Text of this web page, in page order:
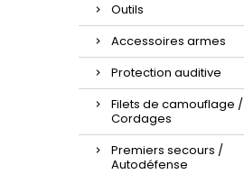
Outils
Accessoires armes
Protection auditive
Filets de camouflage /
Cordages
Premiers secours /
Autodéfense